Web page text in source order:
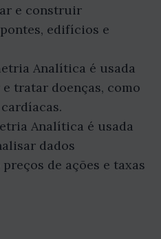
e construir
edifícios e
Analítica é usada
tratar doenças, como
Analítica é usada
dados
de ações e taxas